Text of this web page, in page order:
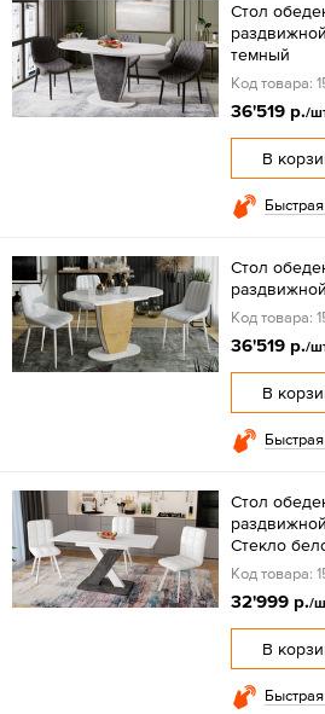
Стол
темный
Код товара:
36'519 р./
В
Стол
Код товара:
36'519 р./
В
Стол
Стекло
Код товара:
32'999 р./
В